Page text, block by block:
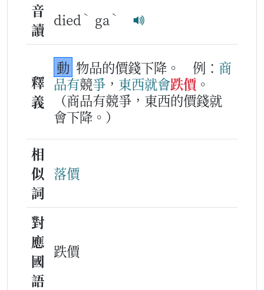
音
讀
died ˋ ga ˋ
釋
義
動 物品的價錢下降。 例： 商
品有競爭 ， 東西就會跌價 。
（商品有競爭，東西的價錢就
會下降。）
相
似
詞
落價
對
應
國
語
跌價